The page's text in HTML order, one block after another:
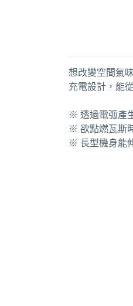
想改變空間氣
充電設計，能
※ 透過電弧產
※ 欲點燃瓦斯
※ 長型機身能